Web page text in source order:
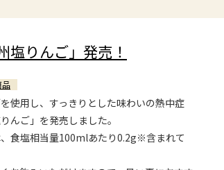
塩りんご」発売！
品
使用し、すっきりとした味わいの熱中症
んご」を発売しました。
食塩相当量100mlあたり0.2g※含まれて